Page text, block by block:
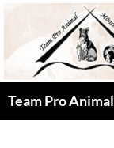
springen
Team Pro Animal